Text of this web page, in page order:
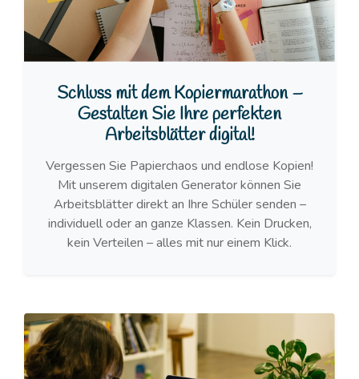
Schluss mit dem Kopiermarathon –
Gestalten Sie Ihre perfekten
Arbeitsblätter digital!
Vergessen Sie Papierchaos und endlose Kopien!
Mit unserem digitalen Generator können Sie
Arbeitsblätter direkt an Ihre Schüler senden –
individuell oder an ganze Klassen. Kein Drucken,
kein Verteilen – alles mit nur einem Klick.